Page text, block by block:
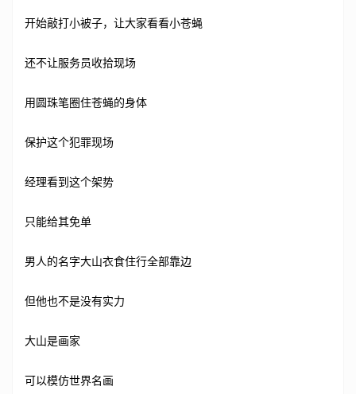
开始敲打小被子，让大家看看小苍蝇
还不让服务员收拾现场
用圆珠笔圈住苍蝇的身体
保护这个犯罪现场
经理看到这个架势
只能给其免单
男人的名字大山衣食住行全部靠边
但他也不是没有实力
大山是画家
可以模仿世界名画